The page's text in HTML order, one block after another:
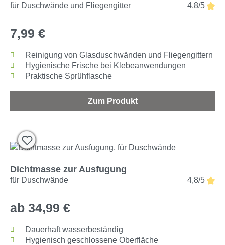
für Duschwände und Fliegengitter 4,8/5
7,99 €
Reinigung von Glasduschwänden und Fliegengittern
Hygienische Frische bei Klebeanwendungen
Praktische Sprühflasche
Zum Produkt
Dichtmasse zur Ausfugung
für Duschwände 4,8/5
ab 34,99 €
Dauerhaft wasserbeständig
Hygienisch geschlossene Oberfläche